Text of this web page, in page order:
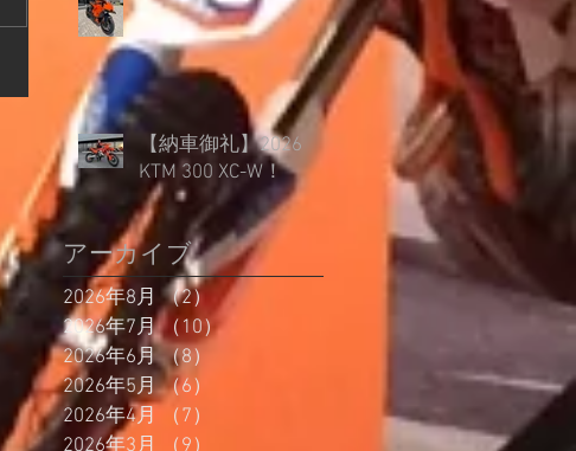
【納車御礼】2026
KTM 300 XC-W！
アーカイブ
2026年8月 （2） 2件の記事
2026年7月 （10）10件の記事
2026年6月 （8）
2026年5月 （6）
2026年4月
（7）
2026年3月
（9）